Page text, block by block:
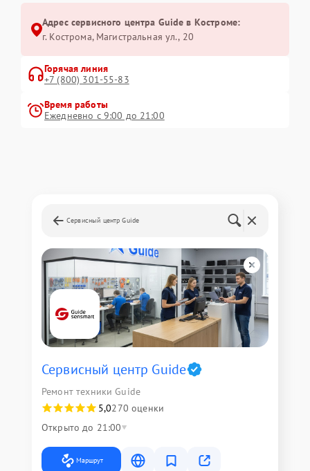
Адрес сервисного центра Guide в Костроме:
г. Кострома, Магистральная ул., 20
Горячая линия
+7 (800) 301-55-83
Время работы
Ежедневно с 9:00 до 21:00
Сервисный центр Guide
Сервисный центр Guide
Ремонт техники Guide
5,0270 оценки
Открыто до 21:00
Маршрут